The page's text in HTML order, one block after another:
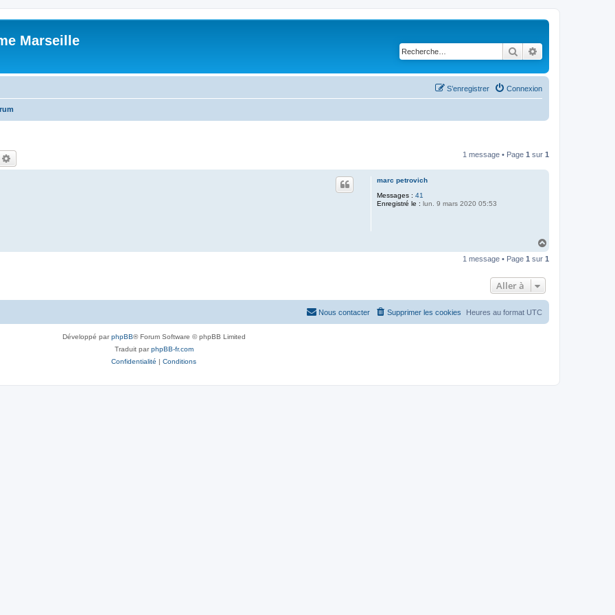
Marseille
Rechercher
Connexion
S’enregistrer
1 message • Page 1 sur 1
marc petrovich
Messages : 41
Enregistré le : lun. 9 mars 2020 05:53
u
1 message • Page 1 sur 1
Aller à
Heures au format UTC
Supprimer les cookies
Nous contacter
Développé parphpBB® Forum Software © phpBB Limited
Traduit parphpBB-fr.com
Confidentialité | Conditions